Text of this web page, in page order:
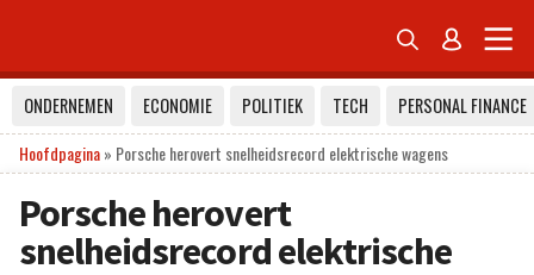
 
ONDERNEMEN ECONOMIE POLITIEK TECH
PERSONAL FINANCE
Hoofdpagina» Porsche herovert snelheidsrecord elektrische wagens
Porsche herovert
snelheidsrecord elektrische